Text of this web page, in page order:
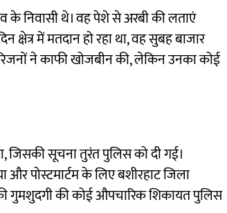
के निवासी थे। वह पेशे से अरबी की लताएं
में मतदान हो रहा था, वह सुबह बाजार
ने काफी खोजबीन की, लेकिन उनका कोई
सूचना तुरंत पुलिस को दी गई।
पोस्टमार्टम के लिए बशीरहाट जिला
गुमशुदगी की कोई औपचारिक शिकायत पुलिस